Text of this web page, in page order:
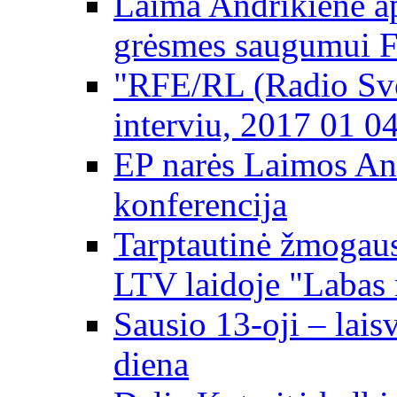
grėsmes saugumui
"RFE/RL (Radio
interviu, 2017 01
EP narės Laimos
konferencija
Tarptautinė
LTV laidoje
Sausio 13-oji –
diena